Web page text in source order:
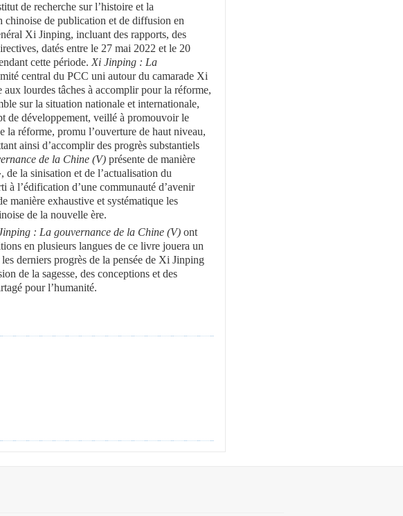
de recherche sur l’histoire et la
de publication et de diffusion en
Xi Jinping, incluant des rapports, des
datés entre le 27 mai 2022 et le 20
cette période. Xi Jinping : La
central du PCC uni autour du camarade Xi
lourdes tâches à accomplir pour la réforme,
sur la situation nationale et internationale,
de développement, veillé à promouvoir le
la réforme, promu l’ouverture de haut niveau,
ainsi d’accomplir des progrès substantiels
de la Chine (V)présente de manière
la sinisation et de l’actualisation du
à l’édification d’une communauté d’avenir
manière exhaustive et systématique les
de la nouvelle ère.
: La gouvernance de la Chine (V)ont
en plusieurs langues de ce livre jouera un
derniers progrès de la pensée de Xi Jinping
de la sagesse, des conceptions et des
pour l’humanité.